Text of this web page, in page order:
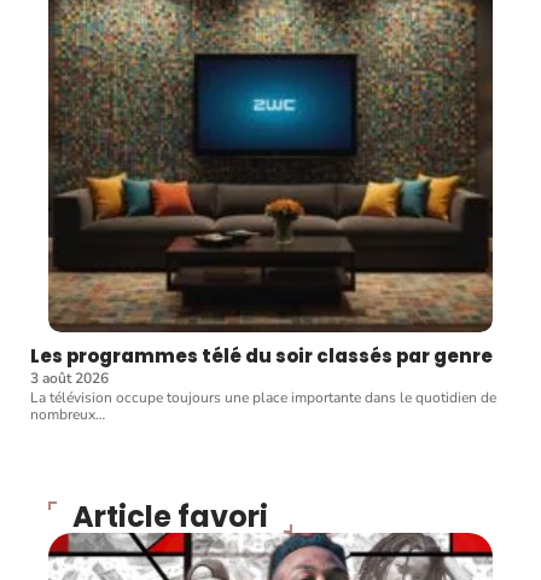
Les programmes télé du soir classés par genre
3 août 2026
La télévision occupe toujours une place importante dans le quotidien de
nombreux…
Article favori